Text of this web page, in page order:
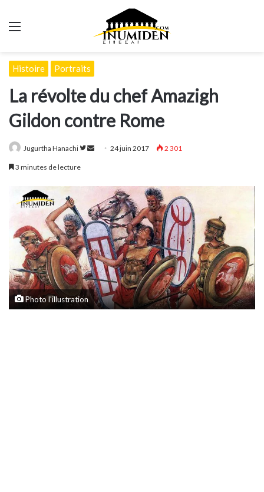
Menu
Histoire Portraits
La révolte du chef Amazigh
Gildon contre Rome
Jugurtha Hanachi
Suivre
Envoyer24 juin 2017 2 301
3 minutes de lecture
Photo l'illustration